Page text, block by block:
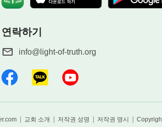
연락하기
info@light-of-truth.org
교회 소개 저작권 성명 저작권 명시